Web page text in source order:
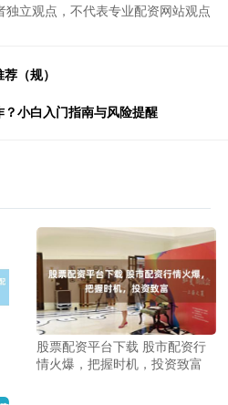
独立观点，不代表专业配资网站观点
（规）
小白入门指南与风险提醒
股票配资平台下载 股市配资行
情火爆，把握时机，投资致富